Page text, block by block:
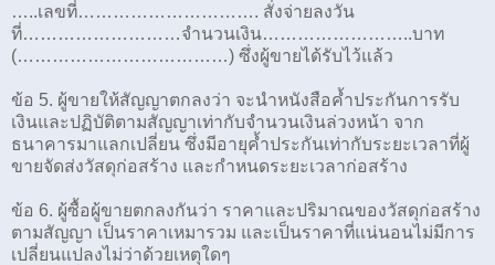
…..เลขที่…………………………. สั่งจ่ายลงวัน
ที่………………………จำนวนเงิน……………………..บาท
(………………………………) ซึ่งผู้ขายได้รับไว้แล้ว
ข้อ 5. ผู้ขายให้สัญญาตกลงว่า จะนำหนังสือค้ำประกันการรับ
เงินและปฏิบัติตามสัญญาเท่ากับจำนวนเงินล่วงหน้า จาก
ธนาคารมาแลกเปลี่ยน ซึ่งมีอายุค้ำประกันเท่ากับระยะเวลาที่ผู้
ขายจัดส่งวัสดุก่อสร้าง และกำหนดระยะเวลาก่อสร้าง
ข้อ 6. ผู้ซื้อผู้ขายตกลงกันว่า ราคาและปริมาณของวัสดุก่อสร้าง
ตามสัญญา เป็นราคาเหมารวม และเป็นราคาที่แน่นอนไม่มีการ
เปลี่ยนแปลงไม่ว่าด้วยเหตุใดๆ